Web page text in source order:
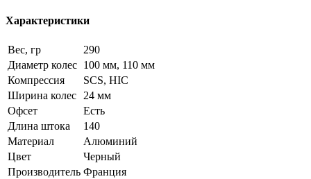
Характеристики
Вес, гр
290
Диаметр колес 100 мм, 110 мм
Компрессия
SCS, HIC
Ширина колес 24 мм
Офсет
Есть
Длина штока
140
Материал
Алюминий
Цвет
Черный
Производитель Франция